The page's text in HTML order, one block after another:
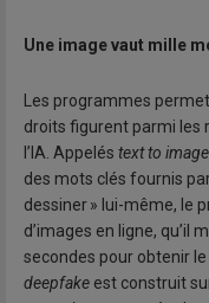
Une image vaut mille
Les programmes
droits figurent parmi les
l’IA. Appelés text to image
des mots clés fournis
dessiner » lui-même, le
d’images en ligne, qu’il
secondes pour obtenir
deepfake est construit